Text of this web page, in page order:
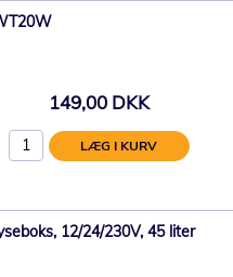
149,00 DKK
LÆG I KURV
12/24/230V, 45 liter